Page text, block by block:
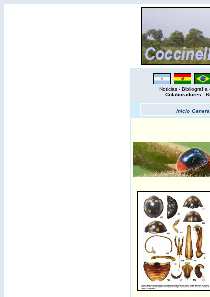
Noticias- Bibliografía
Colaboradores -
Inicio